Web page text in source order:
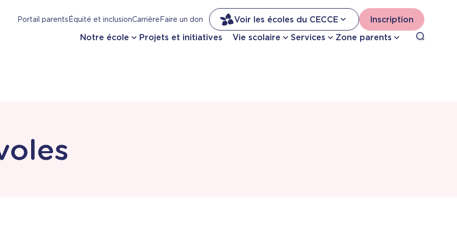
Portail parentsÉquité et inclusionCarrièreFaire un don Voir les écoles du CECCE Inscription
Notre école Projets et initiatives Vie scolaire Services Zone parents Open